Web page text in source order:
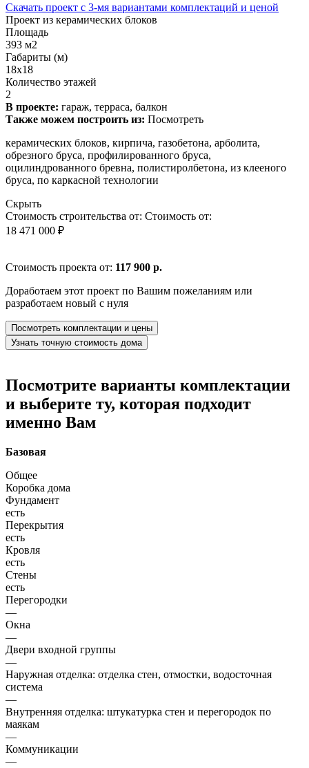
Скачать проект с 3-мя вариантами комплектаций и ценой
Проект из керамических блоков
Площадь
393 м2
Габариты (м)
18x18
Количество этажей
2
В проекте: гараж, терраса, балкон
Также можем построить из: Посмотреть
керамических блоков, кирпича, газобетона, арболита,
обрезного бруса, профилированного бруса,
оцилиндрованного бревна, полистиролбетона, из клееного
бруса, по каркасной технологии
Скрыть
Стоимость строительства от: Стоимость от:
18 471 000 ₽
Стоимость проекта от: 117 900 р.
Доработаем этот проект по Вашим пожеланиям или
разработаем новый с нуля
Посмотреть комплектации и цены
Узнать точную стоимость дома
Посмотрите варианты комплектации
и выберите ту, которая подходит
именно Вам
Базовая
Общее
Коробка дома
Фундамент
есть
Перекрытия
есть
Кровля
есть
Стены
есть
Перегородки
—
Окна
—
Двери входной группы
—
Наружная отделка: отделка стен, отмостки, водосточная
система
—
Внутренняя отделка: штукатурка стен и перегородок по
маякам
—
Коммуникации
—